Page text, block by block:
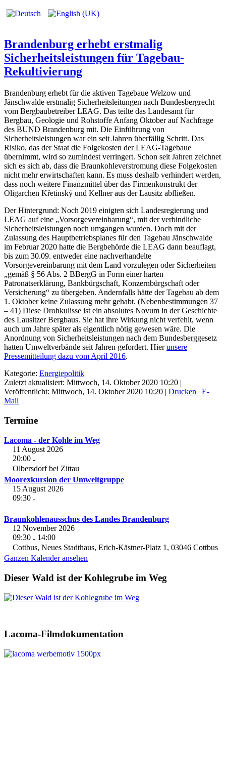
Brandenburg erhebt erstmalig
Sicherheitsleistungen für Tagebau-
Rekultivierung
Brandenburg erhebt für die aktiven Tagebaue Welzow und
Jänschwalde erstmalig Sicherheitsleitungen nach Bundesbergrecht
vom Bergbaubetreiber LEAG. Das teilte das Landesamt für
Bergbau, Geologie und Rohstoffe Anfang Oktober auf Nachfrage
des BUND Brandenburg mit. Die Einführung von
Sicherheitsleistungen war ein seit Jahren überfällig Schritt. Das
Risiko, das der Staat die Folgekosten der LEAG-Tagebaue
übernimmt, wird so zumindest verringert. Schon seit Jahren zeichnet
sich es sich ab, dass die Braunkohleverstromung diese Folgekosten
nicht mehr erwirtschaften kann. Es muss deshalb verhindert werden,
dass noch weitere Finanzmittel über das Firmenkonstrukt der
Oligarchen Křetinský und Kellner aus der Lausitz abfließen.
Der Hintergrund: Noch 2019 einigten sich Landesregierung und
LEAG auf eine „Vorsorgevereinbarung“, mit der verbindliche
Sicherheitsleistungen noch umgangen wurden. Doch mit der
Zulassung des Hauptbetriebsplanes für den Tagebau Jänschwalde
im Februar 2020 hatte die Bergbehörde die LEAG dann beauflagt,
bis zum 30.09. entweder eine nachverhandelte
Vorsorgevereinbarung mit dem Land vorzulegen oder Sicherheiten
„gemäß § 56 Abs. 2 BBergG in Form einer harten
Patronatserklärung, Bankbürgschaft, Konzernbürgschaft oder
Versicherung“ zu übergeben. Andernfalls hätte der Tagebau ab dem
1. Oktober keine Zulassung mehr gehabt. (Nebenbestimmungen 37
– 41) Diese Drohkulisse ist ein absolutes Novum in der Geschichte
des Lausitzer Bergbaus. Sie hat ihre Wirkung nicht verfehlt, wenn
auch um Jahre später als eigentlich nötig gewesen wäre. Die
Anordnung von Sicherheitsleistungen nach dem Bundesberggesetz
hatten Umweltverbände seit Jahren gefordert. Hierunsere
Pressemitteilung dazu vom April 2016.
Kategorie: Energiepolitik
Zuletzt aktualisiert: Mittwoch, 14. Oktober 2020 10:20 |
Veröffentlicht: Mittwoch, 14. Oktober 2020 10:20 | Drucken | E-
Mail
Termine
Lacoma - der Kohle im Weg
11 August 2026
20:00 -
Olbersdorf bei Zittau
Moorexkursion der Umweltgruppe
15 August 2026
09:30 -
Braunkohlenausschus des Landes Brandenburg
12 November 2026
09:30 - 14:00
Cottbus, Neues Stadthaus, Erich-Kästner-Platz 1, 03046 Cottbus
Ganzen Kalender ansehen
Dieser Wald ist der Kohlegrube im Weg
Lacoma-Filmdokumentation